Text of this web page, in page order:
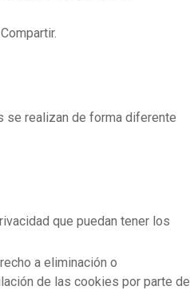
se realizan de forma diferente
que puedan tener los
a eliminación o
de las cookies por parte de